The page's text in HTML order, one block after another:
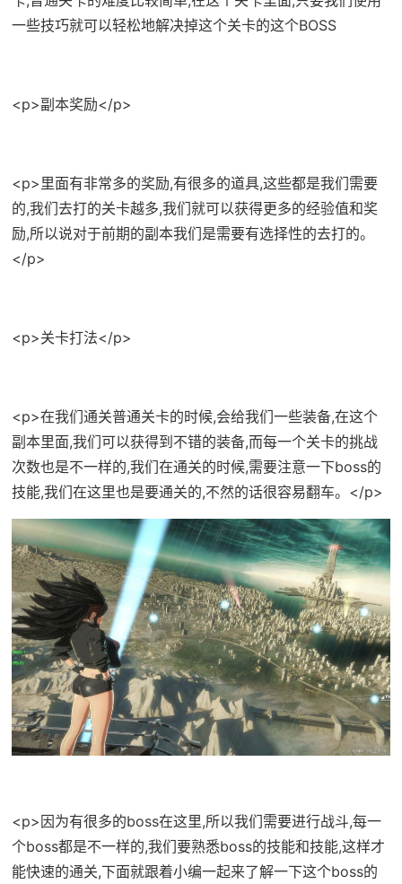
一些技巧就可以轻松地解决掉这个关卡的这个BOSS
<p>副本奖励</p>
<p>里面有非常多的奖励,有很多的道具,这些都是我们需要
的,我们去打的关卡越多,我们就可以获得更多的经验值和奖
励,所以说对于前期的副本我们是需要有选择性的去打的。
</p>
<p>关卡打法</p>
<p>在我们通关普通关卡的时候,会给我们一些装备,在这个
副本里面,我们可以获得到不错的装备,而每一个关卡的挑战
次数也是不一样的,我们在通关的时候,需要注意一下boss的
技能,我们在这里也是要通关的,不然的话很容易翻车。</p>
<p>因为有很多的boss在这里,所以我们需要进行战斗,每一
个boss都是不一样的,我们要熟悉boss的技能和技能,这样才
能快速的通关,下面就跟着小编一起来了解一下这个boss的